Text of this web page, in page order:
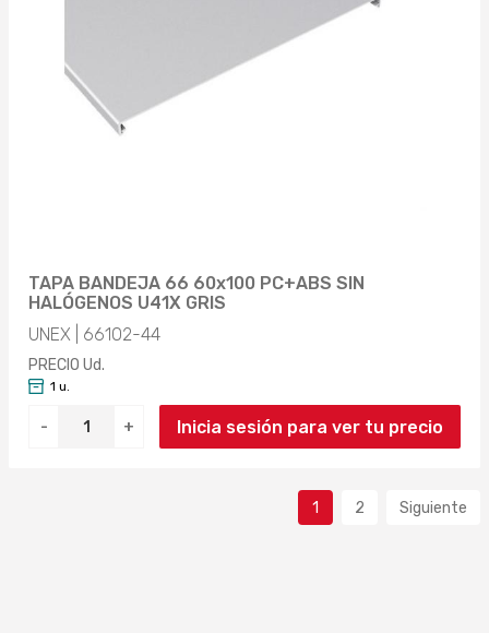
TAPA BANDEJA 66 60x100 PC+ABS SIN
HALÓGENOS U41X GRIS
UNEX | 66102-44
PRECIO Ud.
- +
1 u.
Inicia sesión para ver tu precio
1 2 Siguiente